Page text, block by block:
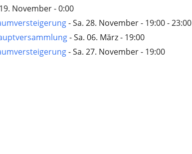
November - 0:00
- Sa. 28. November - 19:00 - 23:00
- Sa. 06. März - 19:00
- Sa. 27. November - 19:00